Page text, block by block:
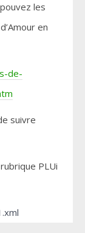
les
en
de-
suivre
PLUi